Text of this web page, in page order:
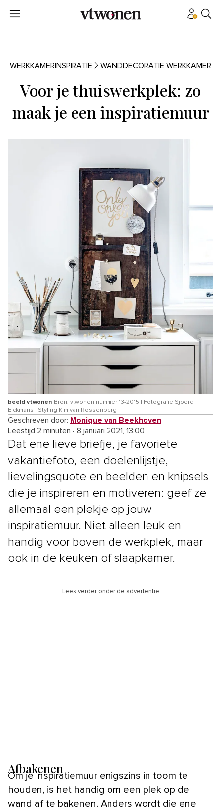
WERKKAMERINSPIRATIE WANDDECORATIE WERKKAMER
Voor je thuiswerkplek: zo
maak je een inspiratiemuur
beeld vtwonen Bron: vtwonen nummer 13-2015 | Fotografie Sjoerd
Eickmans | Styling Kim van Rossenberg
Geschreven door: Monique van Beekhoven
Leestijd 2 minuten • 8 januari 2021, 13:00
Dat ene lieve briefje, je favoriete
vakantiefoto, een doelenlijstje,
lievelingsquote en beelden en knipsels
die je inspireren en motiveren: geef ze
allemaal een plekje op jouw
inspiratiemuur. Niet alleen leuk en
handig voor boven de werkplek, maar
ook in de keuken of slaapkamer.
Lees verder onder de advertentie
Afbakenen
Om je inspiratiemuur enigszins in toom te
houden, is het handig om een plek op de
wand af te bakenen. Anders wordt die ene